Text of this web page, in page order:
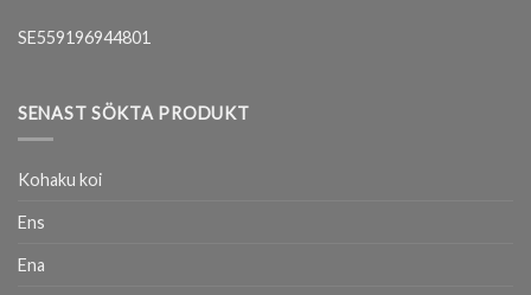
SE559196944801
SENAST SÖKTA PRODUKT
Kohaku koi
Ens
Ena